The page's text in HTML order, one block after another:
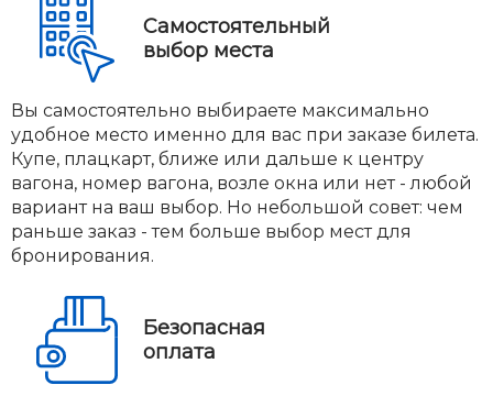
Самостоятельный
выбор места
Вы самостоятельно выбираете максимально
удобное место именно для вас при заказе билета.
Купе, плацкарт, ближе или дальше к центру
вагона, номер вагона, возле окна или нет - любой
вариант на ваш выбор. Но небольшой совет: чем
раньше заказ - тем больше выбор мест для
бронирования.
Безопасная
оплата